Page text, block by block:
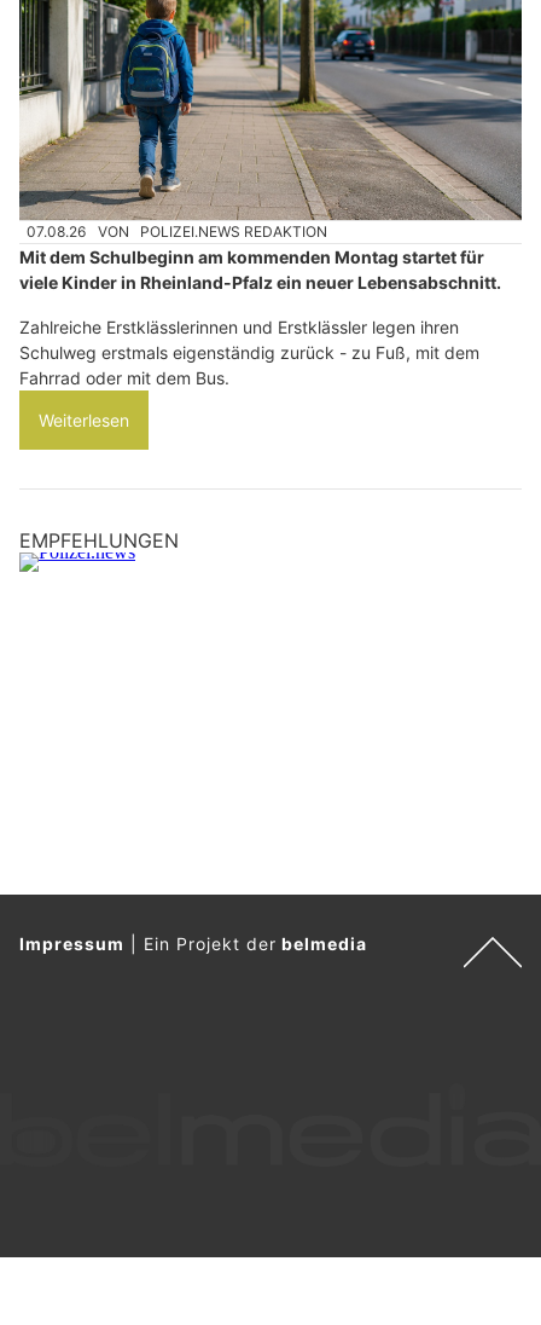
07.08.26 VON POLIZEI.NEWS REDAKTION
Mit dem Schulbeginn am kommenden Montag startet für
viele Kinder in Rheinland-Pfalz ein neuer Lebensabschnitt.
Zahlreiche Erstklässlerinnen und Erstklässler legen ihren
Schulweg erstmals eigenständig zurück - zu Fuß, mit dem
Fahrrad oder mit dem Bus.
Weiterlesen
EMPFEHLUNGEN
Impressum Ein Projekt derbelmedia